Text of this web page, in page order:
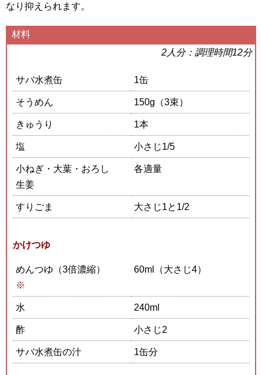
なり抑えられます。
材料
2人分：調理時間12分
サバ水煮缶 1缶
そうめん 150g（3束）
きゅうり 1本
塩 小さじ1/5
小ねぎ・大葉・おろし
生姜
各適量
すりごま 大さじ1と1/2
かけつゆ
めんつゆ（3倍濃縮）
※
60ml（大さじ4）
水 240ml
酢 小さじ2
サバ水煮缶の汁 1缶分